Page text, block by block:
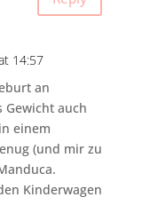
14:57
an
Gewicht auch
einem
(und mir zu
Kinderwagen